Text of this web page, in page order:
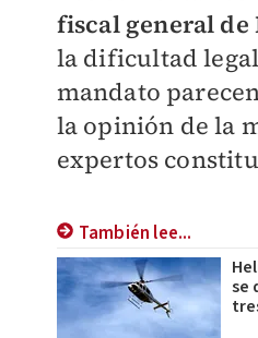
fiscal general de
la dificultad
mandato
la opinión de la
expertos
También lee...
se